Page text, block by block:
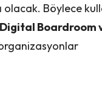
Böylece
Digital Boardroom